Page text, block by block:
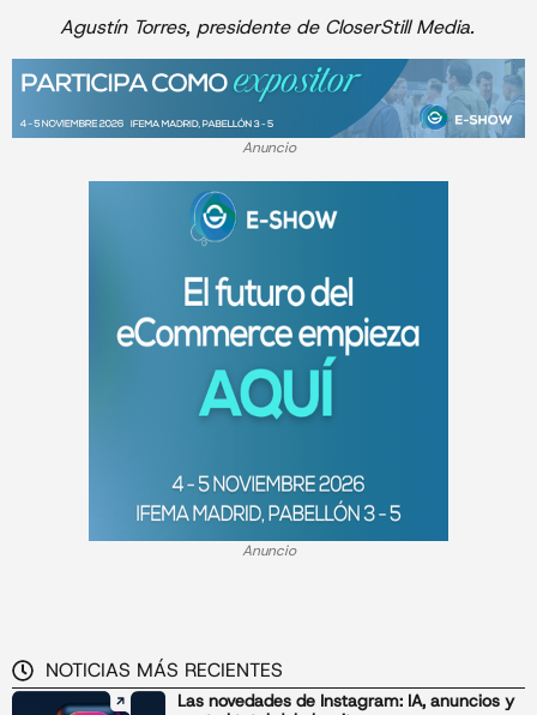
Agustín Torres, presidente de CloserStill Media.
Anuncio
Anuncio
NOTICIAS MÁS RECIENTES
Las novedades de Instagram: IA, anuncios y